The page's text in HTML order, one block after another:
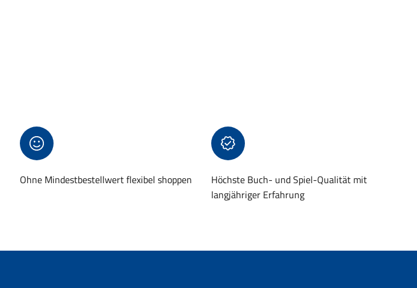
Ohne Mindestbestellwert flexibel shoppen
Höchste Buch- und Spiel-Qualität mit
langjähriger Erfahrung